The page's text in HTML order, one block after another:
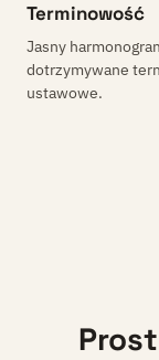
Terminowość
Jasny
dotrzymywane
ustawowe.